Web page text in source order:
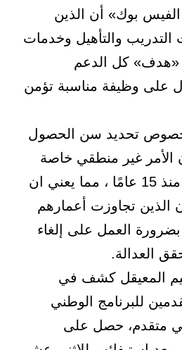
بوك» أن الذين
«هدف» كل الدعم
على وظيفة مناسبة تؤمن
بخصوص تحديد سن الحصول
حددت بـ35 سنة، كون الأمر غير منطقي خاصة
مع وجود خريجات جامعيات على قوائم الانتظار منذ 15 عامًا ، مما يعني ان
الشبان الذين تجاوزت أعمارهم
العمل على إلغاء
العدالة.
المعيقل كشف في
للبرنامج الوطني
متقدم، حصل على